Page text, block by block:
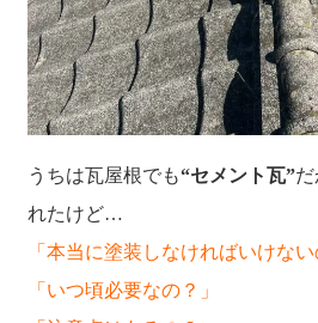
うちは瓦屋根でも“セメント瓦”だ
れたけど…
「本当に塗装しなければいけない
「いつ頃必要なの？」